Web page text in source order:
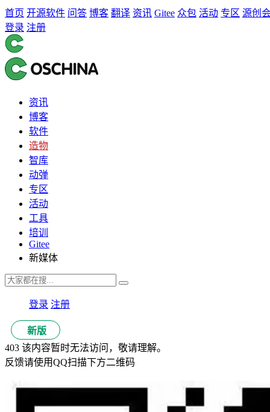
首页 开源软件 问答 博客 翻译 资讯 Gitee 众包 活动 专区 源创
登录 注册
资讯
博客
软件
造物
智库
动弹
专区
活动
工具
培训
Gitee
新媒体
登录 注册
新版
403 该内容暂时无法访问，敬请理解。
反馈请使用QQ扫描下方二维码